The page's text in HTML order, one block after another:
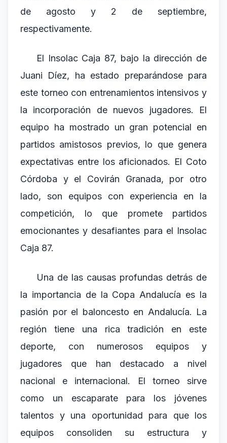
de agosto y 2 de septiembre,
respectivamente.
El Insolac Caja 87, bajo la dirección de
Juani Díez, ha estado preparándose para
este torneo con entrenamientos intensivos y
la incorporación de nuevos jugadores. El
equipo ha mostrado un gran potencial en
partidos amistosos previos, lo que genera
expectativas entre los aficionados. El Coto
Córdoba y el Covirán Granada, por otro
lado, son equipos con experiencia en la
competición, lo que promete partidos
emocionantes y desafiantes para el Insolac
Caja 87.
Una de las causas profundas detrás de
la importancia de la Copa Andalucía es la
pasión por el baloncesto en Andalucía. La
región tiene una rica tradición en este
deporte, con numerosos equipos y
jugadores que han destacado a nivel
nacional e internacional. El torneo sirve
como un escaparate para los jóvenes
talentos y una oportunidad para que los
equipos consoliden su estructura y